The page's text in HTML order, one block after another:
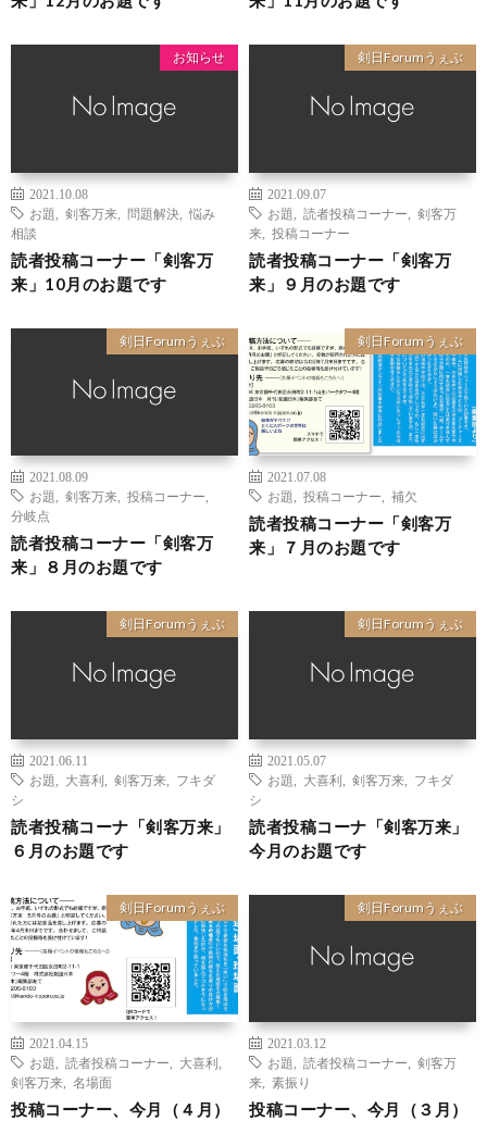
お知らせ
2021.10.08
お題
剣客万来 問題解決
悩み
相談
読者投稿コーナー「剣客万
来」10月のお題です
剣日Forumうぇぶ
2021.09.07
お題
読者投稿コーナー
剣客万
来
投稿コーナー
読者投稿コーナー「剣客万
来」９月のお題です
剣日Forumうぇぶ
2021.08.09
お題
剣客万来 投稿コーナー
分岐点
読者投稿コーナー「剣客万
来」８月のお題です
剣日Forumうぇぶ
2021.07.08
お題
投稿コーナー 補欠
読者投稿コーナー「剣客万
来」７月のお題です
剣日Forumうぇぶ
2021.06.11
お題
大喜利 剣客万来
フキダ
シ
読者投稿コーナ「剣客万来」
６月のお題です
剣日Forumうぇぶ
2021.05.07
お題
大喜利 剣客万来
フキダ
シ
読者投稿コーナ「剣客万来」
今月のお題です
剣日Forumうぇぶ
2021.04.15
お題
読者投稿コーナー 大喜利
剣客万来
名場面
投稿コーナー、今月（４月）
剣日Forumうぇぶ
2021.03.12
お題
読者投稿コーナー
剣客万
来
素振り
投稿コーナー、今月（３月）